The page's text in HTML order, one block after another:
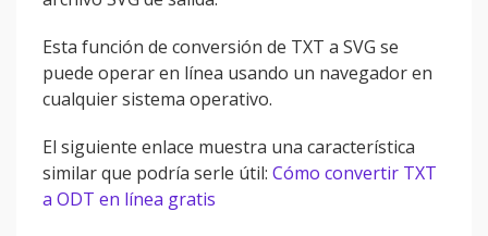
Esta función de conversión de TXT a SVG se
puede operar en línea usando un navegador en
cualquier sistema operativo.
El siguiente enlace muestra una característica
similar que podría serle útil: Cómo convertir TXT
a ODT en línea gratis